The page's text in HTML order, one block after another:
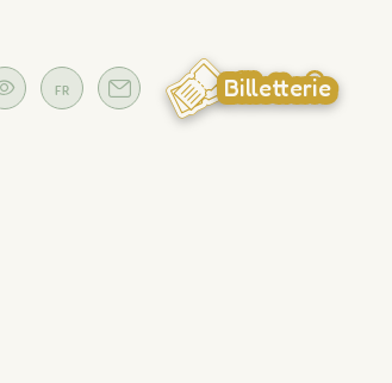
FR Billetterie